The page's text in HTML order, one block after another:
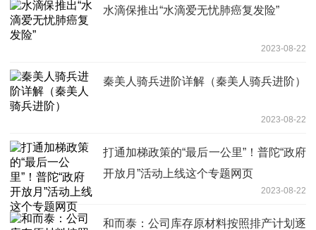
水滴保推出“水滴爱无忧肺癌复发险”
2023-08-22
秦美人骑兵进阶详解（秦美人骑兵进阶）
2023-08-22
打通加梯政策的“最后一公里”！普陀“政府
开放月”活动上线这个专题网页
2023-08-22
和而泰：公司库存原材料按照排产计划逐